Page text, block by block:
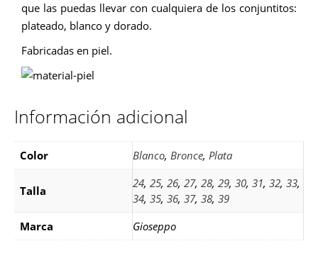
que las puedas llevar con cualquiera de los conjuntitos:
plateado, blanco y dorado.
Fabricadas en piel.
Información adicional
Color Blanco, Bronce, Plata
Talla
24, 25, 26, 27, 28, 29, 30, 31, 32, 33,
34, 35, 36, 37, 38, 39
Marca
Gioseppo